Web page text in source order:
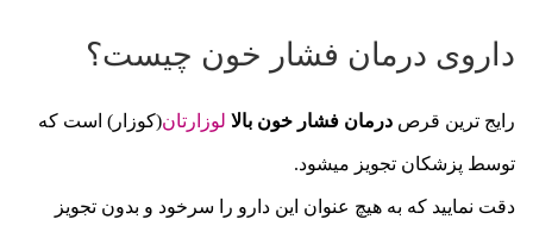
داروی درمان فشار خون چیست؟
رایج ترین قرص درمان فشار خون بالا لوزارتان(کوزار) است که
توسط پزشکان تجویز میشود.
دقت نمایید که به هیچ عنوان این دارو را سرخود و بدون تجویز